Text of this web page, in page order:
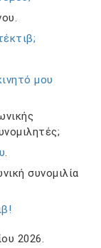
μου
.
συνομιλία
2026.